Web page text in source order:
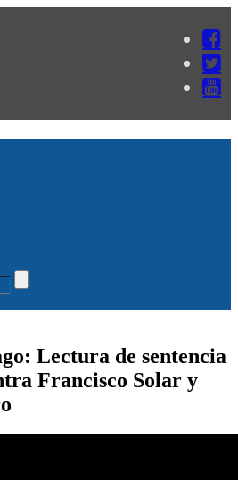
Lectura de sentencia
Francisco Solar y